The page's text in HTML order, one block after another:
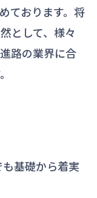
ております。将
として、様々
路の業界に合
も基礎から着実